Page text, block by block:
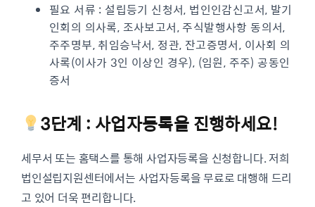
필요 서류 : 설립등기 신청서, 법인인감신고서, 발기
인회의 의사록, 조사보고서, 주식발행사항 동의서,
주주명부, 취임승낙서, 정관, 잔고증명서, 이사회 의
사록(이사가 3인 이상인 경우), (임원, 주주) 공동인
증서
3단계 : 사업자등록을 진행하세요!
세무서 또는 홈택스를 통해 사업자등록을 신청합니다. 저희
법인설립지원센터에서는 사업자등록을 무료로 대행해 드리
고 있어 더욱 편리합니다.